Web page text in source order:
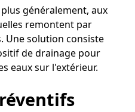
généralement, aux
remontent par
Une solution consiste
de drainage pour
eaux sur l'extérieur.